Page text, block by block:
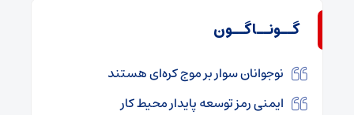
گــونــاگــون
نوجوانان سوار بر موج کره‌ای هستند
ایمنی رمز توسعه پایدار محیط کار